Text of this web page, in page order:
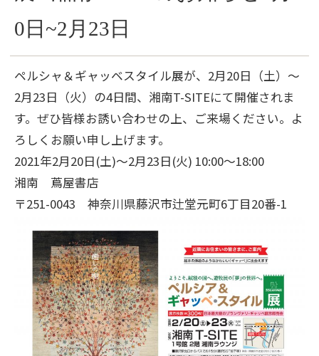
0日~2月23日
ペルシャ＆ギャッベスタイル展が、2月20日（土）～
2月23日（火）の4日間、湘南T-SITEにて開催されま
す。ぜひ皆様お誘い合わせの上、ご来場ください。よ
ろしくお願い申し上げます。
2021年2月20日(土)～2月23日(火) 10:00～18:00
湘南 蔦屋書店
〒251-0043 神奈川県藤沢市辻堂元町6丁目20番-1